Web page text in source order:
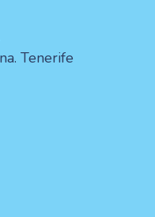
Tenerife